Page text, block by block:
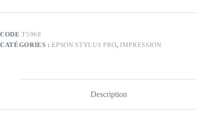
BLACK
CODET5968
CATÉGORIES :EPSON STYLUS PRO, IMPRESSION
Description